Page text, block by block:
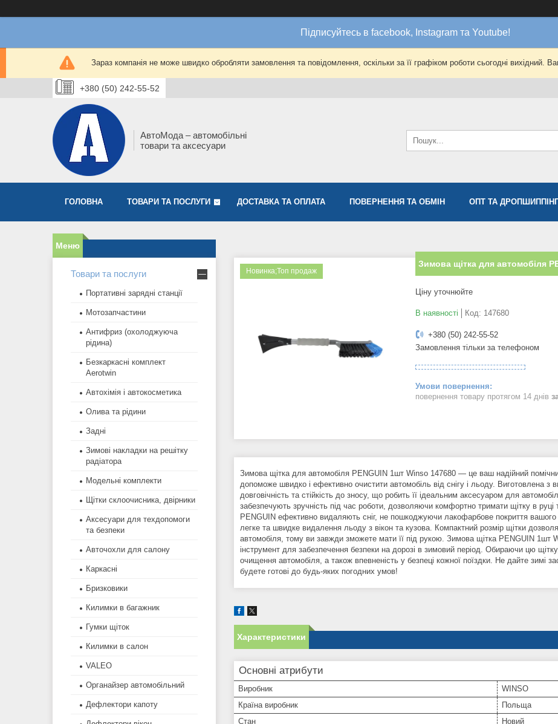
Підписуйтесь в facebook, Instagram та Youtube!
Зараз компанія не може швидко обробляти замовлення та повідомлення, оскільки за її графіком роботи сьогодні вихідний.
+380 (50) 242-55-52
АвтоМода – автомобільні
товари та аксесуари
ГОЛОВНА ТОВАРИ ТА ПОСЛУГИ ДОСТАВКА ТА ОПЛАТА ПОВЕРНЕННЯ ТА ОБМІН ОПТ ТА ДРОПШИППІНГ
Новинка;Топ продаж
Зимова щітка для автомобіля
Ціну уточнюйте
В наявності Код: 147680
+380 (50) 242-55-52
Замовлення тільки за телефоном
повернення товару протягом 14 днів
Зимова щітка для автомобіля PENGUIN 1шт Winso 147680 — це ваш надійний
допоможе швидко і ефективно очистити автомобіль від снігу і льоду. Виготовлена з
довговічність та стійкість до зносу, що робить її ідеальним аксесуаром для
забезпечують зручність під час роботи, дозволяючи комфортно тримати щітку в
PENGUIN ефективно видаляють сніг, не пошкоджуючи лакофарбове покриття вашого
легке та швидке видалення льоду з вікон та кузова. Компактний розмір щітки
автомобіля, тому ви завжди зможете мати її під рукою. Зимова щітка PENGUIN
інструмент для забезпечення безпеки на дорозі в зимовий період. Обираючи цю
очищення автомобіля, а також впевненість у безпеці кожної поїздки. Не дайте зимі
будете готові до будь-яких погодних умов!
Характеристики
Основні атрибути
Виробник
WINSO
Країна виробник
Польща
Стан
Новий
Товари та послуги
Портативні зарядні станції
Мотозапчастини
Антифриз (охолоджуюча
рідина)
Безкаркасні комплект
Aerotwin
Автохімія і автокосметика
Олива та рідини
Задні
Зимові накладки на решітку
радіатора
Модельні комплекти
Щітки склоочисника, двірники
Аксесуари для техдопомоги
та безпеки
Авточохли для салону
Каркасні
Бризковики
Килимки в багажник
Гумки щіток
Килимки в салон
VALEO
Органайзер автомобільний
Дефлектори капоту